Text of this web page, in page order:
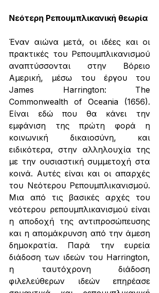
Νεότερη Ρεπουμπλικανική θεωρία
Έναν αιώνα μετά, οι ιδέες και οι
πρακτικές του Ρεπουμπλικανισμού
αναπτύσσονται στην Βόρειο
Αμερική, μέσω του έργου του
James Harrington: The
Commonwealth of Oceania (1656).
Είναι εδώ που θα κάνει την
εμφάνιση της πρώτη φορά η
κοινωνική δικαιοσύνη, και
ειδικότερα, στην αλληλουχία της
με την ουσιαστική συμμετοχή στα
κοινά. Αυτές είναι και οι απαρχές
του Νεότερου Ρεπουμπλικανισμού.
Μια από τις βασικές αρχές του
νεότερου ρεπουμπλικανισμού είναι
η αποδοχή της αντιπροσώπευσης
και η απομάκρυνση από την άμεση
δημοκρατία. Παρά την ευρεία
διάδοση των ιδεών του Harrington,
η ταυτόχρονη διάδοση
φιλελεύθερων ιδεών επηρέασε